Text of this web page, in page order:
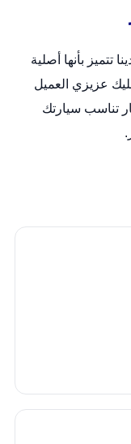
تتميز بأنها أصلية
عزيزي العميل
تناسب سيارتك